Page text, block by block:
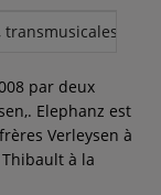
transmusicales,
par deux
Elephanz est
Verleysen à
à la